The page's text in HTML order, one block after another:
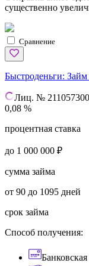
существенно
Сравнение
Быстроденьги: Займ
Лиц. №
0,08 %
процентная ставка
до 1 000 000 ₽
сумма займа
от 90 до 1095 дней
срок займа
Способ получения:
Банковская